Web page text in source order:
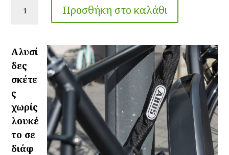
Μοτοποδηλάτων
ποσότητα
Προσθήκη στο καλάθι
Αλυσί
δες
σκέτε
ς
χωρίς
λουκέ
το σε
διάφ